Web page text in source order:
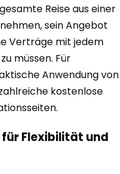
Reise aus einer
sein Angebot
Verträge mit jedem
müssen. Für
Anwendung von
kostenlose
Flexibilität und